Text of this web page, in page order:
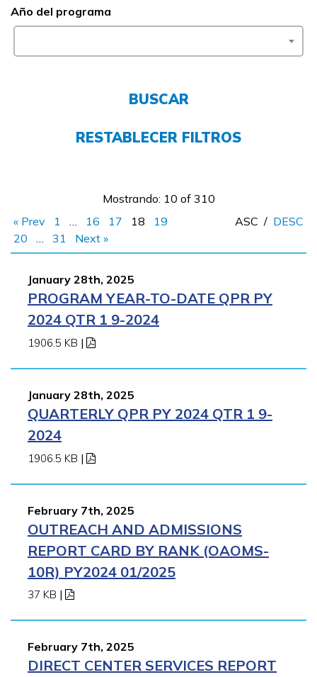
FAQs
Año del programa
BUSCAR
RESTABLECER FILTROS
Mostrando: 10 of 310
« Prev
1 … 16 17 18
19
20
… 31 Next »
ASC / DESC
January 28th, 2025
PROGRAM YEAR-TO-DATE QPR PY
2024 QTR 1 9-2024
1906.5 KB |
January 28th, 2025
QUARTERLY QPR PY 2024 QTR 1 9-
2024
1906.5 KB |
February 7th, 2025
OUTREACH AND ADMISSIONS
REPORT CARD BY RANK (OAOMS-
10R) PY2024 01/2025
37 KB |
February 7th, 2025
DIRECT CENTER SERVICES REPORT